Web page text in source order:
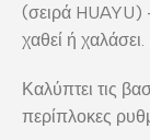
(σειρά HUAYU)
χαθεί ή χαλάσει.
Καλύπτει τις
περίπλοκες